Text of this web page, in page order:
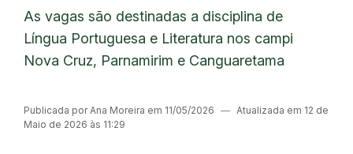
As vagas são destinadas a disciplina de
Língua Portuguesa e Literatura nos campi
Nova Cruz, Parnamirim e Canguaretama
Publicada por Ana Moreira em 11/05/2026 ― Atualizada em 12 de
Maio de 2026 às 11:29